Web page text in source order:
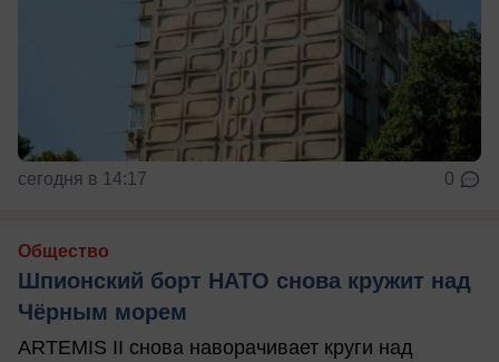
сегодня в 14:17 0
Общество
Шпионский борт НАТО снова кружит над
Чёрным морем
ARTEMIS II снова наворачивает круги над